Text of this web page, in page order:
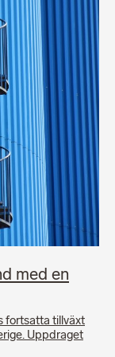
med en
fortsatta tillväxt
Uppdraget